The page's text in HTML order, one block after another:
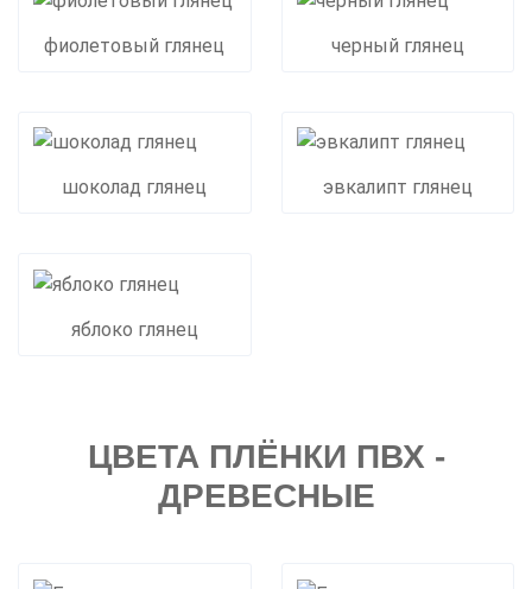
фиолетовый глянец черный глянец
шоколад глянец эвкалипт глянец
яблоко глянец
ЦВЕТА ПЛЁНКИ ПВХ -
ДРЕВЕСНЫЕ